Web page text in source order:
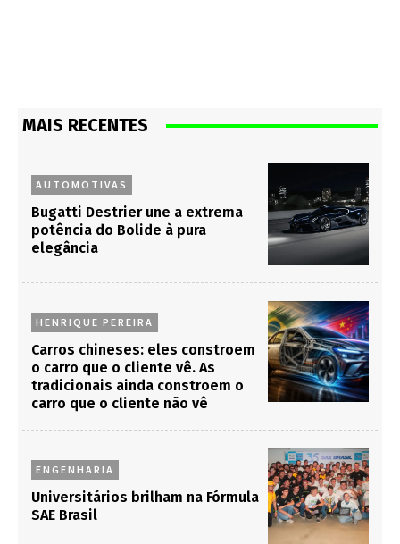
MAIS RECENTES
AUTOMOTIVAS
Bugatti Destrier une a extrema
potência do Bolide à pura
elegância
HENRIQUE PEREIRA
Carros chineses: eles constroem
o carro que o cliente vê. As
tradicionais ainda constroem o
carro que o cliente não vê
ENGENHARIA
Universitários brilham na Fórmula
SAE Brasil